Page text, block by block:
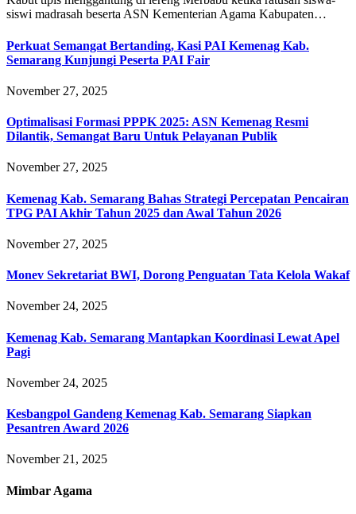
siswi madrasah beserta ASN Kementerian Agama Kabupaten…
Perkuat Semangat Bertanding, Kasi PAI Kemenag Kab.
Semarang Kunjungi Peserta PAI Fair
November 27, 2025
Optimalisasi Formasi PPPK 2025: ASN Kemenag Resmi
Dilantik, Semangat Baru Untuk Pelayanan Publik
November 27, 2025
Kemenag Kab. Semarang Bahas Strategi Percepatan Pencairan
TPG PAI Akhir Tahun 2025 dan Awal Tahun 2026
November 27, 2025
Monev Sekretariat BWI, Dorong Penguatan Tata Kelola Wakaf
November 24, 2025
Kemenag Kab. Semarang Mantapkan Koordinasi Lewat Apel
Pagi
November 24, 2025
Kesbangpol Gandeng Kemenag Kab. Semarang Siapkan
Pesantren Award 2026
November 21, 2025
Mimbar Agama